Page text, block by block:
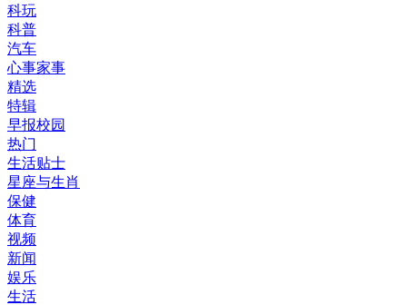
科玩
科普
汽车
心事家事
精选
特辑
早报校园
热门
生活贴士
星座与生肖
保健
体育
视频
新闻
娱乐
生活